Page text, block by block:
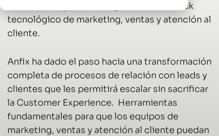
cuando el objetivo es migrar todo un stack
tecnológico de marketing, ventas y atención al
cliente.
Anfix ha dado el paso hacia una transformación
completa de procesos de relación con leads y
clientes que les permitirá escalar sin sacrificar
la Customer Experience. Herramientas
fundamentales para que los equipos de
marketing, ventas y atención al cliente puedan